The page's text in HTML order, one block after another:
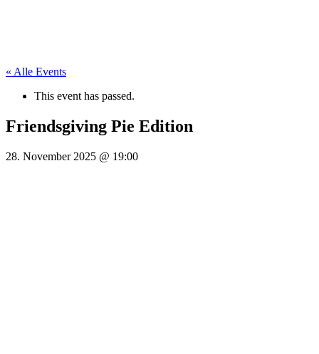
« Alle Events
This event has passed.
Friendsgiving Pie Edition
28. November 2025 @ 19:00